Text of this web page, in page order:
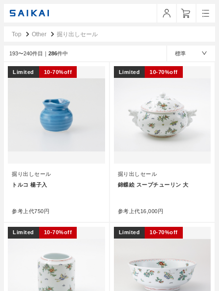
Top Other 掘り出しセール
193〜240件目｜ 286件中 標準
掘り出しセール
トルコ 楊子入
参考上代750円
Limited 10-70%off
掘り出しセール
錦蝶絵 スープチューリン 大
参考上代16,000円
Limited 10-70%off
Limited 10-70%off Limited 10-70%off